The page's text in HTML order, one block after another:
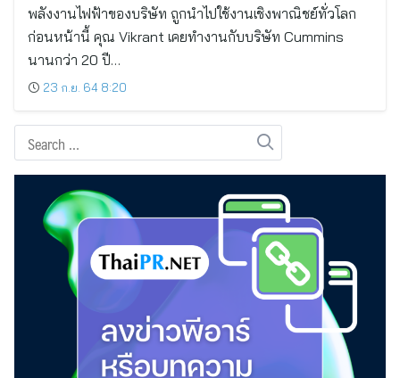
พลังงานไฟฟ้าของบริษัท ถูกนำไปใช้งานเชิงพาณิชย์ทั่วโลก
ก่อนหน้านี้ คุณ Vikrant เคยทำงานกับบริษัท Cummins
นานกว่า 20 ปี…
23 ก.ย. 64 8:20